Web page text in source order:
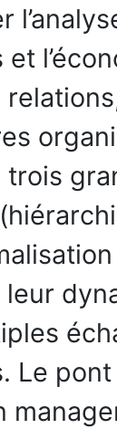
trois
Le